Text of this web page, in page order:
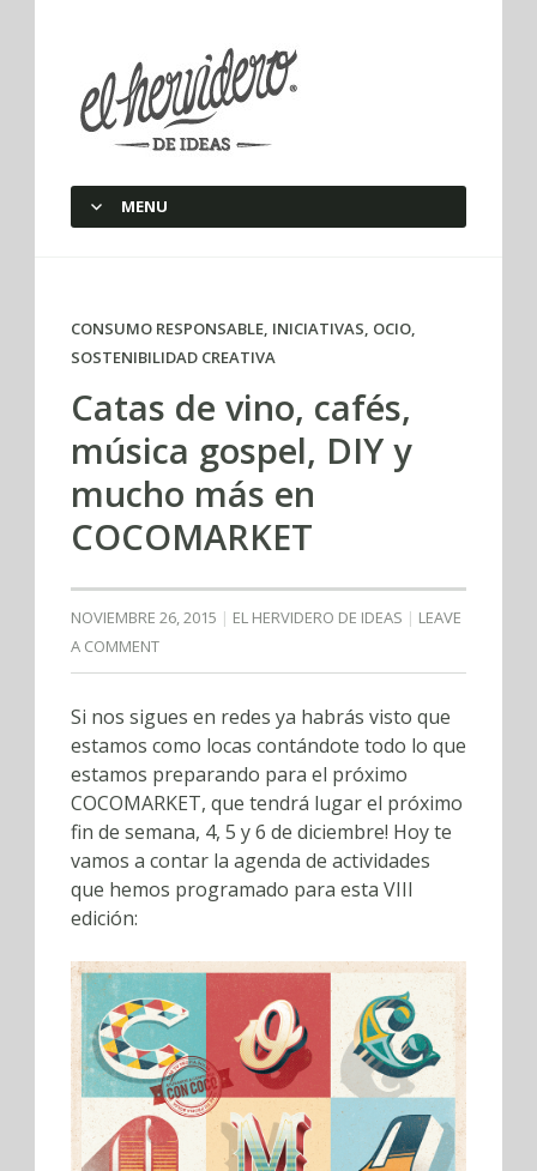
elherviderodeideas
MENU
CONSUMO RESPONSABLE, INICIATIVAS, OCIO,
SOSTENIBILIDAD CREATIVA
Catas de vino, cafés,
música gospel, DIY y
mucho más en
COCOMARKET
NOVIEMBRE 26, 2015 EL HERVIDERO DE IDEAS
LEAVE
A COMMENT
Si nos sigues en redes ya habrás visto que
estamos como locas contándote todo lo que
estamos preparando para el próximo
COCOMARKET, que tendrá lugar el próximo
fin de semana, 4, 5 y 6 de diciembre! Hoy te
vamos a contar la agenda de actividades
que hemos programado para esta VIII
edición: